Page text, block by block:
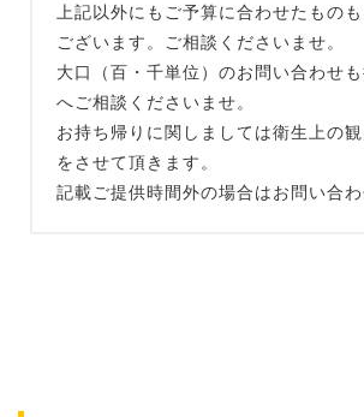
上記以外にもご予算に合わせたもの
ございます。ご相談くださいませ。
大口（百・千単位）のお問い合わせ
へご相談くださいませ。
お持ち帰りに関しましては衛生上の
をさせて頂きます。
記載ご提供時間外の場合はお問い合わ